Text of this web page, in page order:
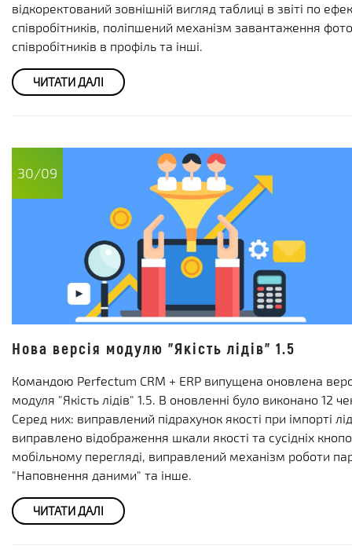
відкоректований зовнішній вигляд таблиці в звіті по
співробітників, поліпшений механізм завантаження фото
співробітників в профіль та інші.
ЧИТАТИ ДАЛІ
30/09
Нова версія модулю "Якість лідів" 1.5
Командою Perfectum CRM + ERP випущена оновлена
модуля "Якість лідів" 1.5. В оновленні було виконано 12
Серед них: виправлений підрахунок якості при імпорті
виправлено відображення шкали якості та сусідніх
мобільному перегляді, виправлений механізм роботи
"Наповнення даними" та інше.
ЧИТАТИ ДАЛІ